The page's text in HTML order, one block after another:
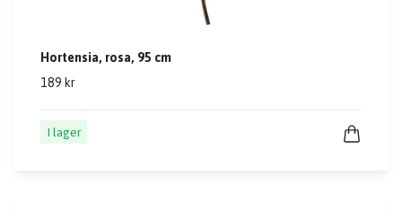
Hortensia, rosa, 95 cm
189 kr
I lager